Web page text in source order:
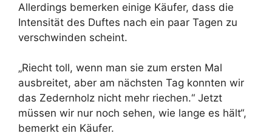
Allerdings bemerken einige Käufer, dass die
Intensität des Duftes nach ein paar Tagen zu
verschwinden scheint.
„Riecht toll, wenn man sie zum ersten Mal
ausbreitet, aber am nächsten Tag konnten wir
das Zedernholz nicht mehr riechen.“ Jetzt
müssen wir nur noch sehen, wie lange es hält“,
bemerkt ein Käufer.